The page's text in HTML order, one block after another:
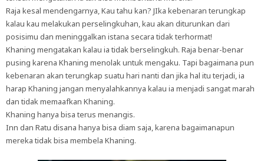
Raja kesal mendengarnya, Kau tahu kan? JIka kebenaran terungkap
kalau kau melakukan perselingkuhan, kau akan diturunkan dari
posisimu dan meninggalkan istana secara tidak terhormat!
Khaning mengatakan kalau ia tidak berselingkuh. Raja benar-benar
pusing karena Khaning menolak untuk mengaku. Tapi bagaimana pun
kebenaran akan terungkap suatu hari nanti dan jika hal itu terjadi, ia
harap Khaning jangan menyalahkannya kalau ia menjadi sangat marah
dan tidak memaafkan Khaning.
Khaning hanya bisa terus menangis.
Inn dan Ratu disana hanya bisa diam saja, karena bagaimanapun
mereka tidak bisa membela Khaning.